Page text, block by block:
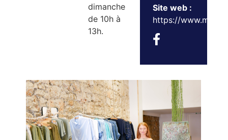
dimanche
de 10h à
13h.
Site web :
https://